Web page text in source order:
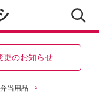
更のお知らせ
当用品